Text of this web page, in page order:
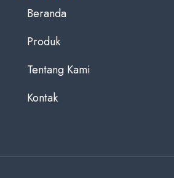
Beranda
Produk
Tentang Kami
Kontak